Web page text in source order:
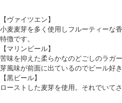
【ヴァイツエン】
小麦麦芽を多く使用しフルーティーな
特徴です。
【マリンビール】
苦味を抑えた柔らかなのどごしのラガ
芽風味が前面に出ているのでビール好
【黒ビール】
ローストした麦芽を使用。それでいて